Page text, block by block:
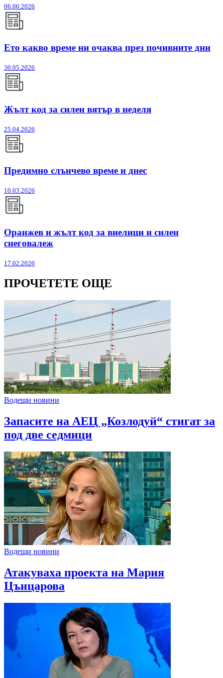
06.06.2026
Ето какво време ни очаква през почивните дни
30.05.2026
Жълт код за силен вятър в неделя
25.04.2026
Предимно слънчево време и днес
10.03.2026
Оранжев и жълт код за виелици и силен
снеговалеж
17.02.2026
ПРОЧЕТЕТЕ ОЩЕ
Водещи новини
Запасите на АЕЦ „Козлодуй“ стигат за
под две седмици
Водещи новини
Атакуваха проекта на Мария
Цънцарова